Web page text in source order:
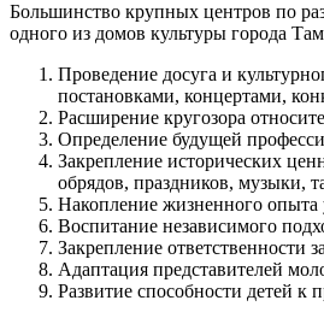
Большинство крупных центров по
одного из домов культуры города
Проведение досуга и
постановками, концертами,
Расширение кругозора
Определение будущей
Закрепление исторических
обрядов, праздников, музыки,
Накопление жизненного опыта
Воспитание независимого
Закрепление ответственности
Адаптация представителей
Развитие способности детей